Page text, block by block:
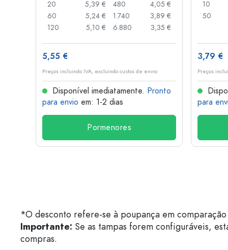
20
5,39 €
60
5,24 €
120
5,10 €
480
4,05 €
1.740
3,89 €
6.880
3,35 €
5,55 €
Preços incluindo IVA, excluindo custos de envio
Disponível imediatamente. Pronto
para envio em: 1-2 dias
Pormenores
10
50
3,79 €
Preços
para
*O desconto refere-se à poupança em
Importante: Se as tampas forem configuráveis,
compras.